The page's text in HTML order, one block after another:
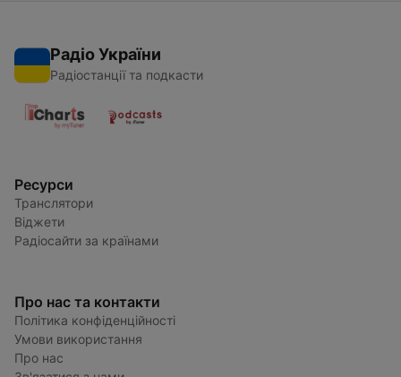
Радіо України
Радіостанції та подкасти
Ресурси
Транслятори
Віджети
Радіосайти за країнами
Про нас та контакти
Політика конфіденційності
Умови використання
Про нас